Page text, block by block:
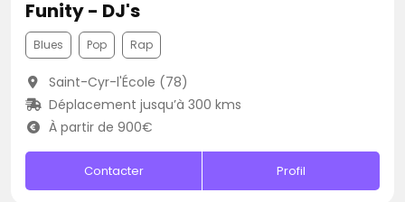
Funity - DJ's
Blues Pop Rap
Saint-Cyr-l'École (78)
Déplacement jusqu’à 300 kms
À partir de 900€
Contacter Profil